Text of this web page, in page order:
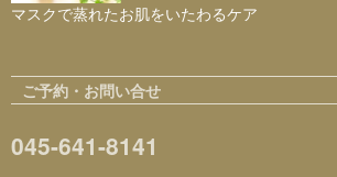
マスクで蒸れたお肌をいたわるケア
ご予約・お問い合せ
045-641-8141